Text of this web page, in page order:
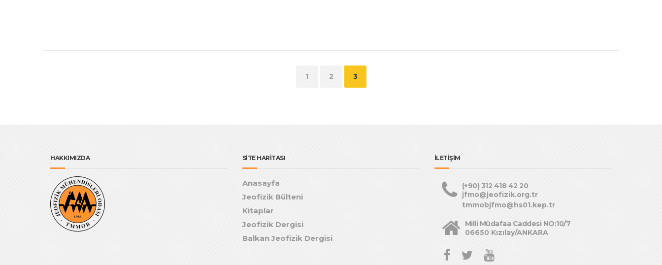
1 2 3
HAKKIMIZDA SİTE HARİTASI
Anasayfa
Jeofizik Bülteni
Kitaplar
Jeofizik Dergisi
Balkan Jeofizik Dergisi
İLETİŞİM
(+90) 312 418 42 20
jfmo@jeofizik.org.tr
tmmobjfmo@hs01.kep.tr
Milli Müdafaa Caddesi NO:10/7
06650 Kızılay/ANKARA